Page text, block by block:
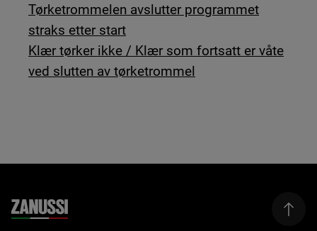
Tørketrommelen avslutter programmet
straks etter start
Klær tørker ikke / Klær som fortsatt er våte
ved slutten av tørketrommel